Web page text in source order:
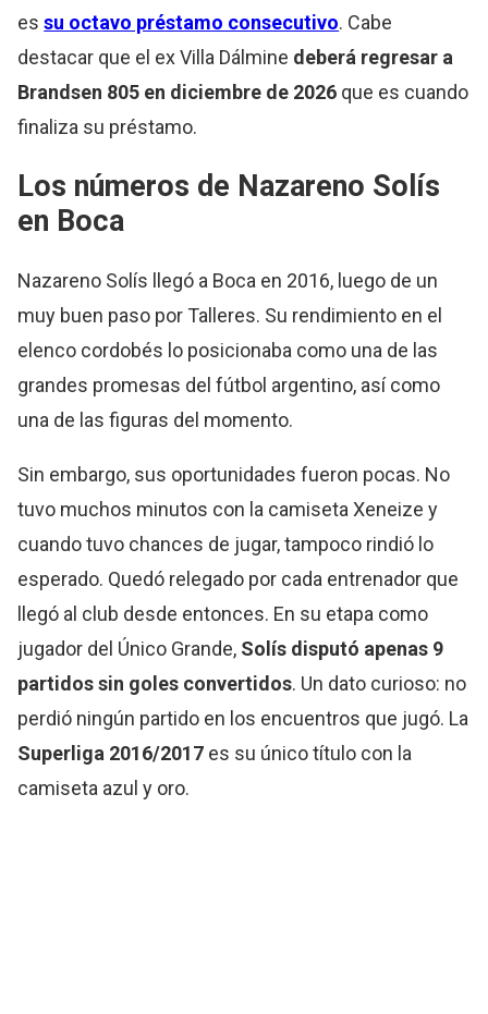
essu octavo préstamo consecutivo. Cabe
destacar que el ex Villa Dálmine deberá regresar a
Brandsen 805 en diciembre de 2026 que es cuando
finaliza su préstamo.
Los números de Nazareno Solís
en Boca
Nazareno Solís llegó a Boca en 2016, luego de un
muy buen paso por Talleres. Su rendimiento en el
elenco cordobés lo posicionaba como una de las
grandes promesas del fútbol argentino, así como
una de las figuras del momento.
Sin embargo, sus oportunidades fueron pocas. No
tuvo muchos minutos con la camiseta Xeneize y
cuando tuvo chances de jugar, tampoco rindió lo
esperado. Quedó relegado por cada entrenador que
llegó al club desde entonces. En su etapa como
jugador del Único Grande, Solís disputó apenas 9
partidos sin goles convertidos. Un dato curioso: no
perdió ningún partido en los encuentros que jugó. La
Superliga 2016/2017 es su único título con la
camiseta azul y oro.